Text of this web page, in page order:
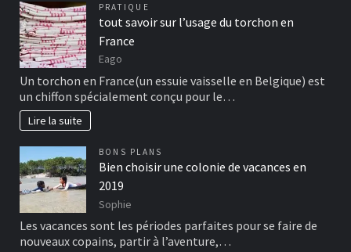
PRATIQUE
tout savoir sur l’usage du torchon en
France
Eago
Un torchon en France(un essuie vaisselle en Belgique) est
un chiffon spécialement conçu pour le…
Lire la suite
BONS PLANS
Bien choisir une colonie de vacances en
2019
Sophie
Les vacances sont les périodes parfaites pour se faire de
nouveaux copains, partir à l’aventure,…